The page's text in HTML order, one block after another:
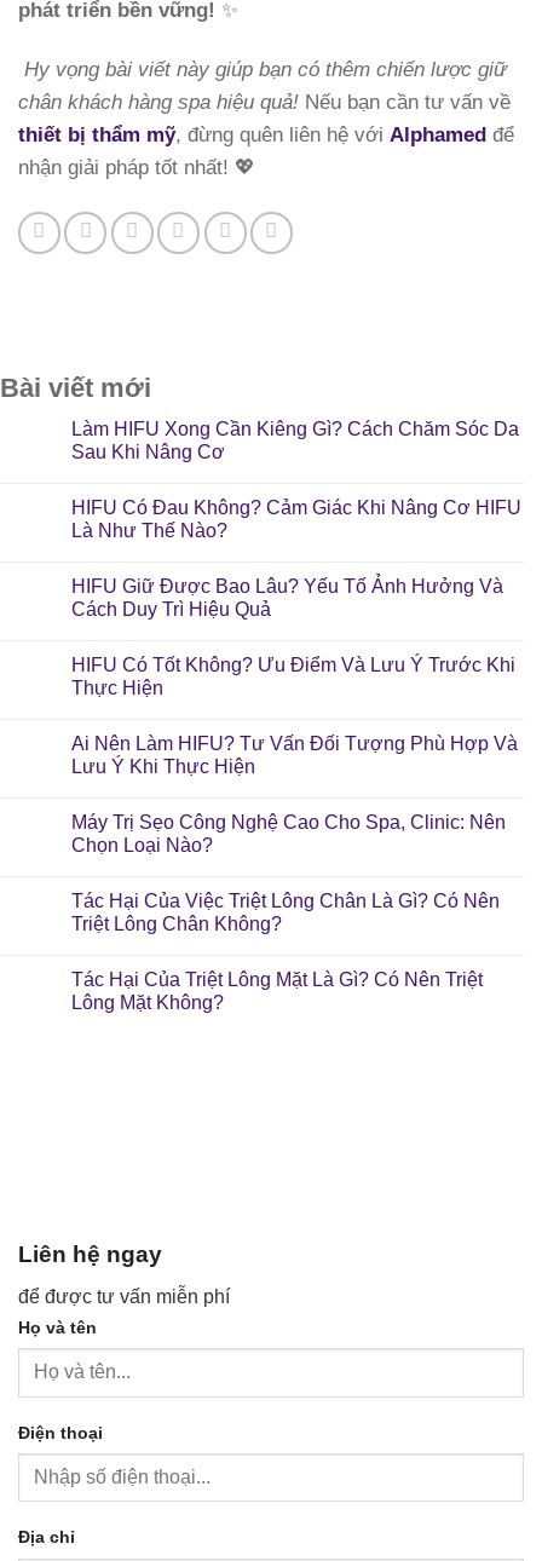
phát triển bền vững! ✨
Hy vọng bài viết này giúp bạn có thêm chiến lược giữ
chân khách hàng spa hiệu quả! Nếu bạn cần tư vấn về
thiết bị thẩm mỹ, đừng quên liên hệ với Alphamed để
nhận giải pháp tốt nhất! 💖
Bài viết mới
Làm HIFU Xong Cần Kiêng Gì? Cách Chăm Sóc Da
Sau Khi Nâng Cơ
HIFU Có Đau Không? Cảm Giác Khi Nâng Cơ HIFU
Là Như Thế Nào?
HIFU Giữ Được Bao Lâu? Yếu Tố Ảnh Hưởng Và
Cách Duy Trì Hiệu Quả
HIFU Có Tốt Không? Ưu Điểm Và Lưu Ý Trước Khi
Thực Hiện
Ai Nên Làm HIFU? Tư Vấn Đối Tượng Phù Hợp Và
Lưu Ý Khi Thực Hiện
Máy Trị Sẹo Công Nghệ Cao Cho Spa, Clinic: Nên
Chọn Loại Nào?
Tác Hại Của Việc Triệt Lông Chân Là Gì? Có Nên
Triệt Lông Chân Không?
Tác Hại Của Triệt Lông Mặt Là Gì? Có Nên Triệt
Lông Mặt Không?
Liên hệ ngay
để được tư vấn miễn phí
Họ và tên
Điện thoại
Địa chỉ